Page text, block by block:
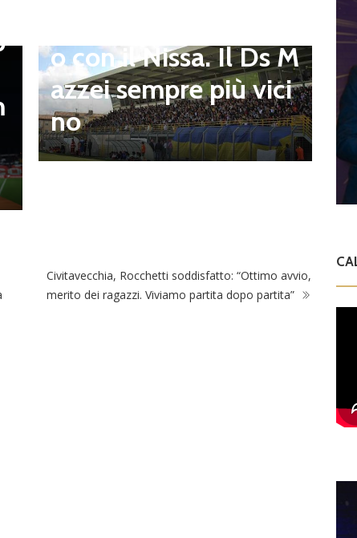
o con il Nissa. Il Ds M
azzei sempre più vici
no
i
Civitavecchia, Rocchetti soddisfatto: “Ottimo avvio,
merito dei ragazzi. Viviamo partita dopo partita”